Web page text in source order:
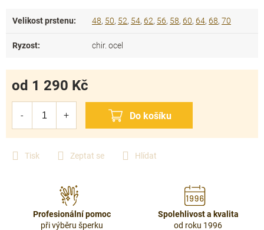
Tisk Zeptat se Hlídat
od 1 290 Kč
Velikost prstenu: 48, 50, 52, 54, 62, 56, 58, 60, 64, 68, 70
Ryzost: chir. ocel
Profesionální pomoc
při výběru šperku
Spolehlivost a kvalita
od roku 1996